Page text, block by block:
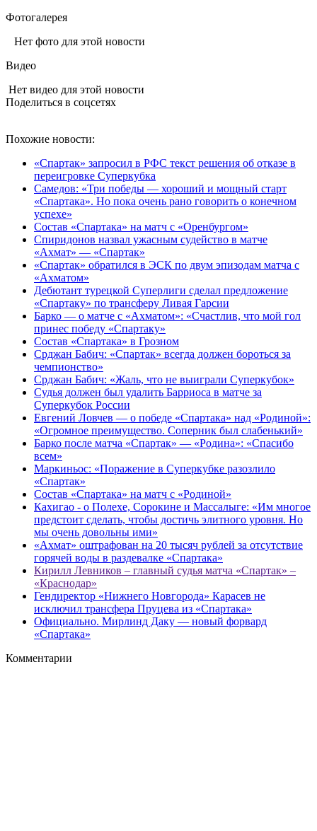
Фотогалерея
Нет фото для этой новости
Видео
Нет видео для этой новости
Поделиться в соцсетях
Похожие новости:
«Спартак» запросил в РФС текст решения об отказе в
переигровке Суперкубка
Самедов: «Три победы — хороший и мощный старт
«Спартака». Но пока очень рано говорить о конечном
успехе»
Состав «Спартака» на матч с «Оренбургом»
Спиридонов назвал ужасным судейство в матче
«Ахмат» — «Спартак»
«Спартак» обратился в ЭСК по двум эпизодам матча с
«Ахматом»
Дебютант турецкой Суперлиги сделал предложение
«Спартаку» по трансферу Ливая Гарсии
Барко — о матче с «Ахматом»: «Счастлив, что мой гол
принес победу «Спартаку»
Состав «Спартака» в Грозном
Срджан Бабич: «Спартак» всегда должен бороться за
чемпионство»
Срджан Бабич: «Жаль, что не выиграли Суперкубок»
Судья должен был удалить Барриоса в матче за
Суперкубок России
Евгений Ловчев — о победе «Спартака» над «Родиной»:
«Огромное преимущество. Соперник был слабенький»
Барко после матча «Спартак» — «Родина»: «Спасибо
всем»
Маркиньос: «Поражение в Суперкубке разозлило
«Спартак»
Состав «Спартака» на матч с «Родиной»
Кахигао - о Полехе, Сорокине и Массалыге: «Им многое
предстоит сделать, чтобы достичь элитного уровня. Но
мы очень довольны ими»
«Ахмат» оштрафован на 20 тысяч рублей за отсутствие
горячей воды в раздевалке «Спартака»
Кирилл Левников – главный судья матча «Спартак» –
«Краснодар»
Гендиректор «Нижнего Новгорода» Карасев не
исключил трансфера Пруцева из «Спартака»
Официально. Мирлинд Даку — новый форвард
«Спартака»
Комментарии